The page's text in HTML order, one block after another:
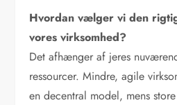
Hvordan vælger vi den
vores virksomhed?
Det afhænger af jeres
ressourcer. Mindre, agile
en decentral model, mens